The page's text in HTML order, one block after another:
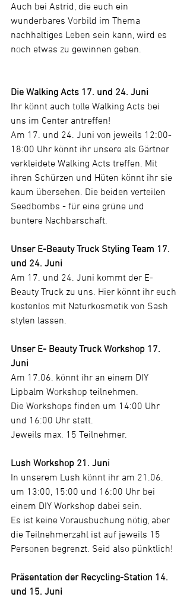
Auch bei Astrid, die euch ein
wunderbares Vorbild im Thema
nachhaltiges Leben sein kann, wird es
noch etwas zu gewinnen geben.
Die Walking Acts 17. und 24. Juni
Ihr könnt auch tolle Walking Acts bei
uns im Center antreffen!
Am 17. und 24. Juni von jeweils 12:00-
18:00 Uhr könnt ihr unsere als Gärtner
verkleidete Walking Acts treffen. Mit
ihren Schürzen und Hüten könnt ihr sie
kaum übersehen. Die beiden verteilen
Seedbombs - für eine grüne und
buntere Nachbarschaft.
Unser E-Beauty Truck Styling Team 17.
und 24. Juni
Am 17. und 24. Juni kommt der E-
Beauty Truck zu uns. Hier könnt ihr euch
kostenlos mit Naturkosmetik von Sash
stylen lassen.
Unser E- Beauty Truck Workshop 17.
Juni
Am 17.06. könnt ihr an einem DIY
Lipbalm Workshop teilnehmen.
Die Workshops finden um 14:00 Uhr
und 16:00 Uhr statt.
Jeweils max. 15 Teilnehmer.
Lush Workshop 21. Juni
In unserem Lush könnt ihr am 21.06.
um 13:00, 15:00 und 16:00 Uhr bei
einem DIY Workshop dabei sein.
Es ist keine Vorausbuchung nötig, aber
die Teilnehmerzahl ist auf jeweils 15
Personen begrenzt. Seid also pünktlich!
Präsentation der Recycling-Station 14.
und 15. Juni